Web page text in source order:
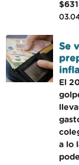
Se
El
a lo